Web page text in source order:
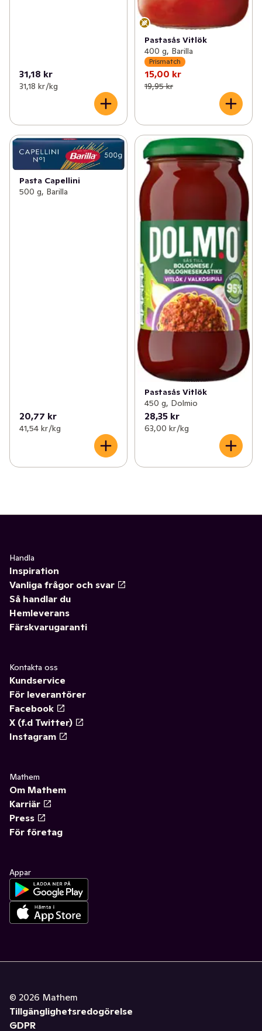
31,18 kr
31,18 kr /kg
Pastasås Vitlök
400 g, Barilla
Prismatch
15,00 kr
19,95 kr
Pasta Capellini
500 g, Barilla
20,77 kr
41,54 kr /kg
Pastasås Vitlök
450 g, Dolmio
28,35 kr
63,00 kr /kg
Handla
Inspiration
Vanliga frågor och svar
Så handlar du
Hemleverans
Färskvarugaranti
Kontakta oss
Kundservice
För leverantörer
Facebook
X (f.d Twitter)
Instagram
Mathem
Om Mathem
Karriär
Press
För företag
Appar
© 2026 Mathem
Tillgänglighetsredogörelse
GDPR